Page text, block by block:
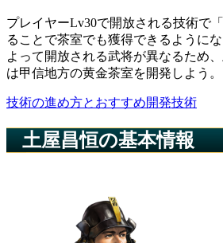
プレイヤーLv30で開放される技術で
ることで茶室でも獲得できるように
よって開放される武将が異なるため
は甲信地方の黄金茶室を開発しよう。
技術の進め方とおすすめ開発技術
土屋昌恒の基本情報